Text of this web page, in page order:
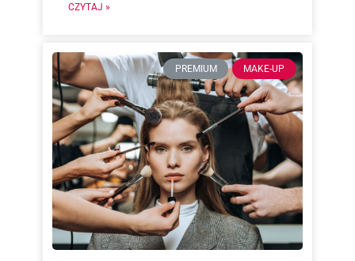
CZYTAJ »
PREMIUM MAKE-UP